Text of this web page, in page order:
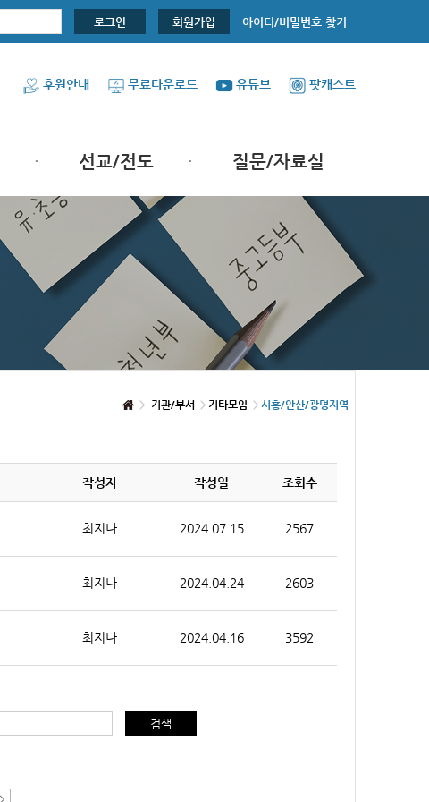
로그인 회원가입 아이디/비밀번호 찾기
후원안내 무료다운로드 유튜브 팟캐스트
선교/전도 질문/자료실
기관/부서 기타모임 시흥/안산/광명지역
작성자 작성일 조회수
최지나 2024.07.15 2567
최지나 2024.04.24 2603
최지나 2024.04.16 3592
검색